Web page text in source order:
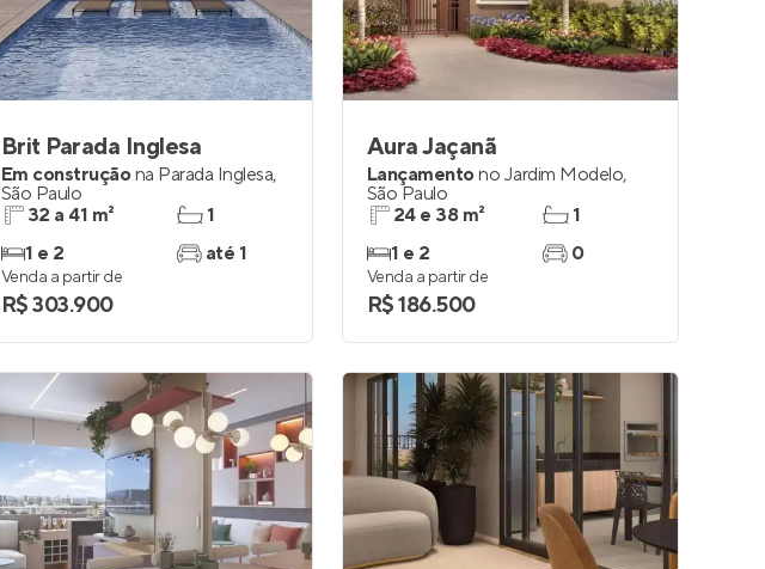
Brit Parada Inglesa
Em construçãona Parada Inglesa,
São Paulo
32 a 41 m²
1 e 2
1
até 1
Venda a partir de
R$ 303.900
Aura Jaçanã
Lançamentono Jardim Modelo,
São Paulo
24 e 38 m²
1 e 2
1
0
Venda a partir de
R$ 186.500